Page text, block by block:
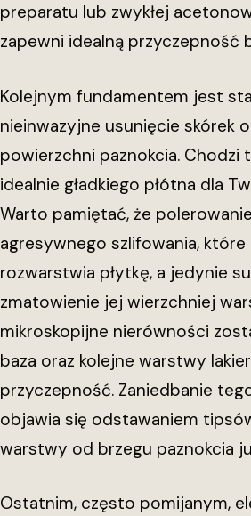
preparatu lub zwykłej
zapewni idealną przyczepność
Kolejnym fundamentem jest
nieinwazyjne usunięcie skórek
powierzchni paznokcia.
idealnie gładkiego płótna dla
Warto pamiętać, że
agresywnego szlifowania, które
rozwarstwia płytkę, a jedynie
zmatowienie jej wierzchniej
mikroskopijne nierówności
baza oraz kolejne warstwy
przyczepność. Zaniedbanie
objawia się odstawaniem
warstwy od brzegu paznokcia
Ostatnim, często pomijanym,